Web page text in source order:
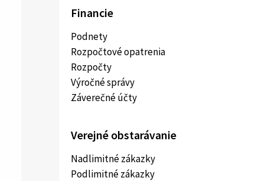
Financie
Podnety
Rozpočtové opatrenia
Rozpočty
Výročné správy
Záverečné účty
Verejné obstarávanie
Nadlimitné zákazky
Podlimitné zákazky